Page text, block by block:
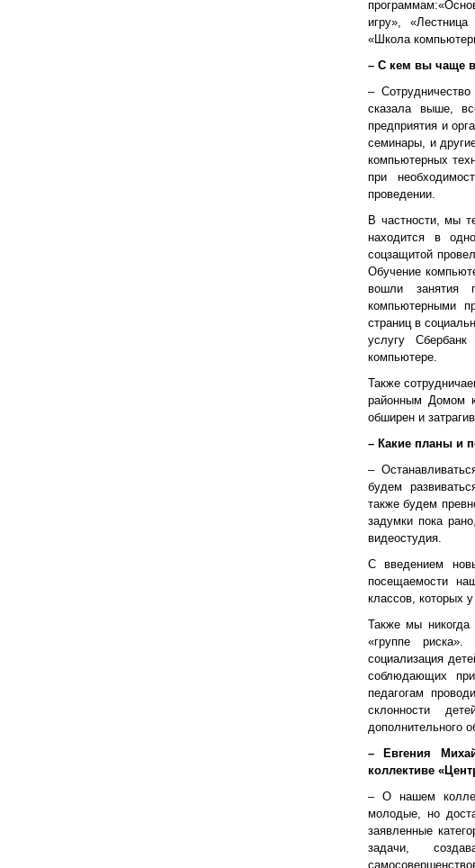
игру»,
«Школа
– С кем вы чаще
–
сказала выше,
предприятия и
семинары, и
компьютерных
при
проведении.
В частности, мы
находится в
соцзащитой
Обучение
вошли занятия
компьютерными
страниц в
услугу
компьютере.
Также
районным Домом
обширен и
– Какие планы и
–
будем
также будем
задумки пока
видеостудия.
С введением
посещаемости
классов, которых
Также мы никогда
«группе
социализация
соблюдающих
педагогам
склонности
дополнительного
– Евгения
коллективе
– О нашем
молодые, но
заявленные
задачи,